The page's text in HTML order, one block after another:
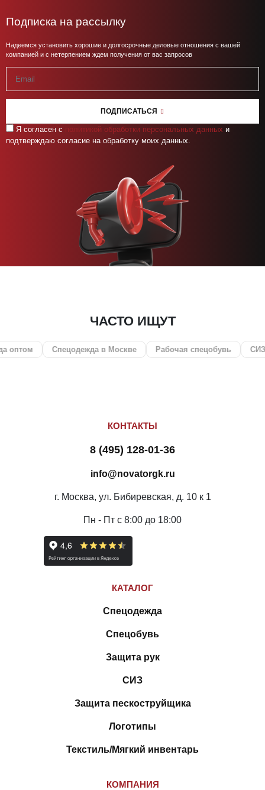
Подписка на рассылку
Надеемся установить хорошие и долгосрочные деловые отношения с вашей
компанией и с нетерпением ждем получения от вас запросов
ПОДПИСАТЬСЯ
Я согласен с политикой обработки персональных данных и
подтверждаю согласие на обработку моих данных.
ЧАСТО ИЩУТ
Спецодежда в Москве Рабочая спецобувь СИЗ
КОНТАКТЫ
8 (495) 128-01-36
info@novatorgk.ru
г. Москва, ул. Бибиревская, д. 10 к 1
Пн - Пт с 8:00 до 18:00
КАТАЛОГ
Спецодежда
Спецобувь
Защита рук
СИЗ
Защита пескоструйщика
Логотипы
Текстиль/Мягкий инвентарь
КОМПАНИЯ